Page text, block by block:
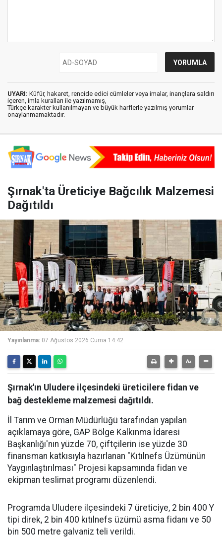
UYARI: Küfür, hakaret, rencide edici cümleler veya imalar, inançlara saldırı
içeren, imla kuralları ile yazılmamış,
Türkçe karakter kullanılmayan ve büyük harflerle yazılmış yorumlar
onaylanmamaktadır.
Şırnak'ta Üreticiye Bağcılık Malzemesi
Dağıtıldı
Yayınlanma: 07 Ağustos 2026 Cuma 14:42
Şırnak'ın Uludere ilçesindeki üreticilere fidan ve
bağ destekleme malzemesi dağıtıldı.
İl Tarım ve Orman Müdürlüğü tarafından yapılan
açıklamaya göre, GAP Bölge Kalkınma İdaresi
Başkanlığı'nın yüzde 70, çiftçilerin ise yüzde 30
finansman katkısıyla hazırlanan "Kıtılnefs Üzümünün
Yaygınlaştırılması" Projesi kapsamında fidan ve
ekipman teslimat programı düzenlendi.
Programda Uludere ilçesindeki 7 üreticiye, 2 bin 400 Y
tipi direk, 2 bin 400 kıtılnefs üzümü asma fidanı ve 50
bin 500 metre galvaniz teli verildi.